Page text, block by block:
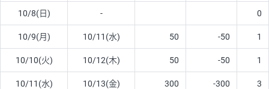
10/8(日) - 0
10/9(月) 10/11(水) 50 -50 1
10/10(火) 10/12(木) 50 -50 1
10/11(水) 10/13(金) 300 -300 3